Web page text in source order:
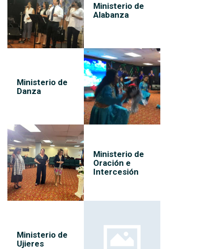
Ministerio de
Alabanza
Ministerio de
Danza
Ministerio de
Oración e
Intercesión
Ministerio de
Ujieres